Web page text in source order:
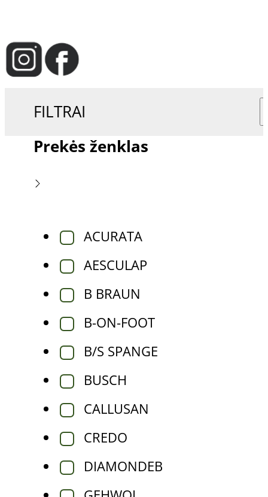
FILTRAI
Prekės ženklas
ACURATA
AESCULAP
B BRAUN
B-ON-FOOT
B/S SPANGE
BUSCH
CALLUSAN
CREDO
DIAMONDEB